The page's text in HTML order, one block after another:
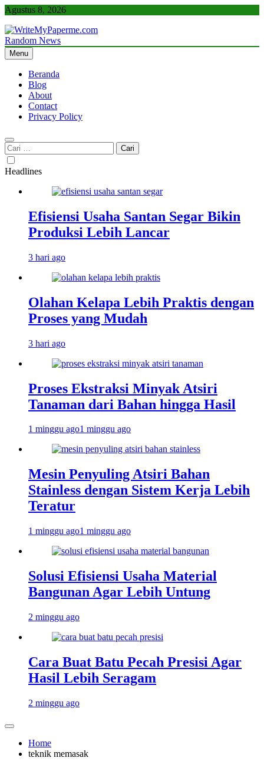
Skip
content
Agustus 8, 2026
WriteMyPaperme.com
Bisnis, Kuliner, Teknologi
Random News
Menu
Beranda
Blog
About
Contact
Privacy Policy
Cari
untuk:
Headlines
Efisiensi Usaha Santan Segar Bikin
Produksi Lebih Lancar
3 hari ago
Olahan Kelapa Lebih Praktis dengan
Proses yang Mudah
3 hari ago
Proses Ekstraksi Minyak Atsiri
Tanaman dari Bahan hingga Hasil
1 minggu ago1 minggu ago
Mesin Penyuling Atsiri Bahan
Stainless dengan Sistem Kerja Lebih
Teratur
1 minggu ago1 minggu ago
Solusi Efisiensi Usaha Material
Bangunan Agar Lebih Untung
2 minggu ago
Cara Buat Batu Pecah Presisi Agar
Hasil Lebih Seragam
2 minggu ago
Home
teknik memasak